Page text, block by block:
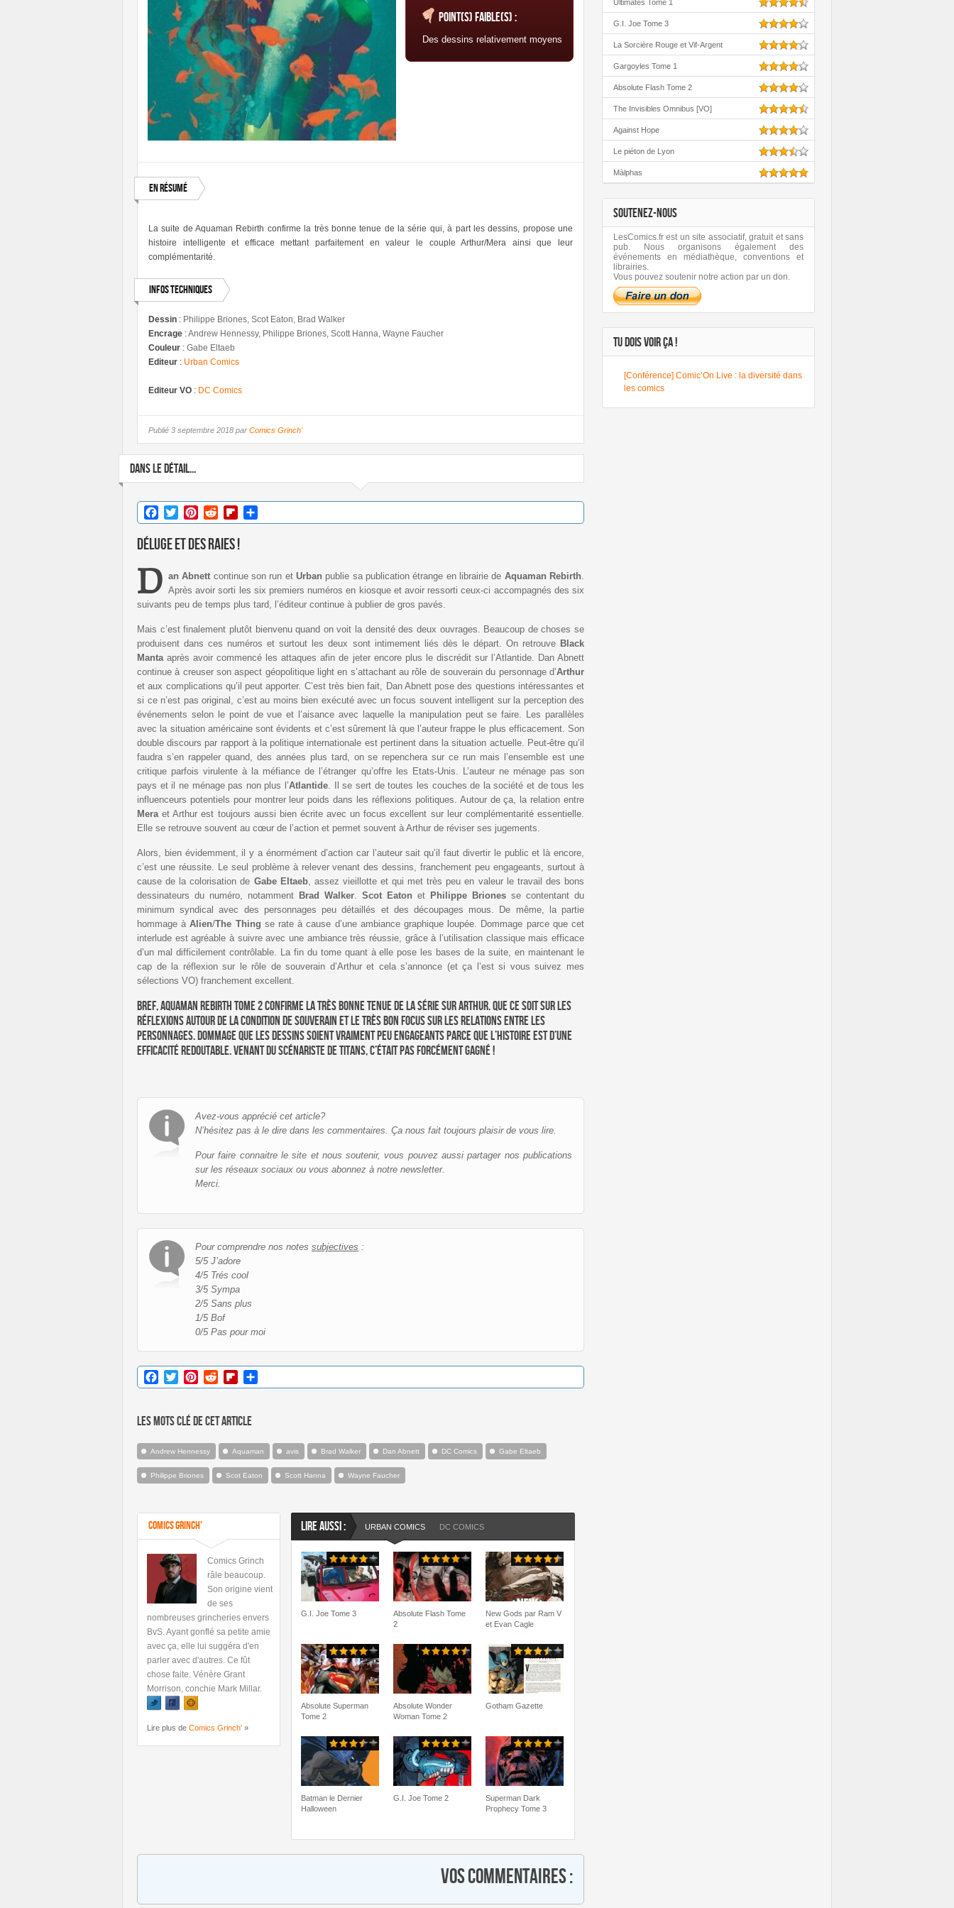
Point(s) faible(s) :
Des dessins relativement moyens
En résumé
La suite de Aquaman Rebirth confirme la très bonne tenue de la série qui, à part les dessins, propose une
histoire intelligente et efficace mettant parfaitement en valeur le couple Arthur/Mera ainsi que leur
complémentarité.
Infos techniques
Dessin : Philippe Briones, Scot Eaton, Brad Walker
Encrage :Andrew Hennessy, Philippe Briones, Scott Hanna, Wayne Faucher
Couleur : Gabe Eltaeb
Editeur : Urban Comics
Editeur VO : DC Comics
Publié 3 septembre 2018 par Comics Grinch'
DANS LE DÉTAIL...
Facebook
TwitterPinterestRedditFlipboard
Déluge et des raies !
D an Abnett continue son run etUrban publie sa publication étrange en librairie de Aquaman Rebirth
Après avoir sorti les six premiers numéros en kiosque et avoir ressorti ceux-ci accompagnés des six
suivants peu de temps plus tard, l’éditeur continue à publier de gros pavés.
Mais c’est finalement plutôt bienvenu quand on voit la densité des deux ouvrages. Beaucoup de choses se
produisent dans ces numéros et surtout les deux sont intimement liés dès le départ. On retrouve Black
Manta après avoir commencé les attaques afin de jeter encore plus le discrédit sur l’Atlantide. Dan Abnett
continue à creuser son aspect géopolitique light en s’attachant au rôle de souverain du personnage d’Arthur
et aux complications qu’il peut apporter. C’est très bien fait, Dan Abnett pose des questions intéressantes et
si ce n’est pas original, c’est au moins bien exécuté avec un focus souvent intelligent sur la perception des
événements selon le point de vue et l’aisance avec laquelle la manipulation peut se faire. Les parallèles
avec la situation américaine sont évidents et c’est sûrement là que l’auteur frappe le plus efficacement. Son
double discours par rapport à la politique internationale est pertinent dans la situation actuelle. Peut-être qu’il
faudra s’en rappeler quand, des années plus tard, on se repenchera sur ce run mais l’ensemble est une
critique parfois virulente à la méfiance de l’étranger qu’offre les Etats-Unis. L’auteur ne ménage pas son
pays et il ne ménage pas non plus l’Atlantide . Il se sert de toutes les couches de la société et de tous les
influenceurs potentiels pour montrer leur poids dans les réflexions politiques. Autour de ça, la relation entre
Mera et Arthur est toujours aussi bien écrite avec un focus excellent sur leur complémentarité essentielle.
Elle se retrouve souvent au cœur de l’action et permet souvent à Arthur de réviser ses jugements.
Alors, bien évidemment, il y a énormément d’action car l’auteur sait qu’il faut divertir le public et là encore,
c’est une réussite. Le seul problème à relever venant des dessins, franchement peu engageants, surtout à
cause de la colorisation de Gabe Eltaeb, assez vieillotte et qui met très peu en valeur le travail des bons
dessinateurs du numéro, notamment Brad Walker Scot Eaton et Philippe Briones se contentant du
minimum syndical avec des personnages peu détaillés et des découpages mous. De même, la partie
hommage àAlien/The Thing se rate à cause d’une ambiance graphique loupée. Dommage parce que cet
interlude est agréable à suivre avec une ambiance très réussie, grâce à l’utilisation classique mais efficace
d’un mal difficilement contrôlable. La fin du tome quant à elle pose les bases de la suite, en maintenant le
cap de la réflexion sur le rôle de souverain d’Arthur et cela s’annonce (et ça l’est si vous suivez mes
sélections VO) franchement excellent.
Bref, Aquaman Rebirth Tome 2 confirme la très bonne tenue de la série sur Arthur. Que ce soit sur les
réflexions autour de la condition de souverain et le très bon focus sur les relations entre les
personnages. Dommage que les dessins soient vraiment peu engageants parce que l’histoire est d’une
efficacité redoutable. Venant du scénariste de Titans, c’était pas forcément gagné !
Avez-vous apprécié cet article?
N’hésitez pas à le dire dans les commentaires. Ça nous fait toujours plaisir de vous lire.
Pour faire connaitre le site et nous soutenir, vous pouvez aussi partager nos publications
sur les réseaux sociaux ou vous abonnez à notre newsletter.
Merci.
Pour comprendre nos notes subjectives :
5/5 J’adore
4/5 Trés cool
3/5 Sympa
2/5 Sans plus
1/5 Bof
0/5 Pas pour moi
Facebook
TwitterPinterestRedditFlipboard
Les mots clé de cet article
Andrew Hennessy Aquaman avis Brad Walker Dan Abnett DC Comics Gabe Eltaeb
Philippe Briones Scot Eaton Scott Hanna Wayne Faucher
Comics Grinch'
Comics Grinch
râle beaucoup.
Son origine vient
de ses
nombreuses grincheries envers
BvS. Ayant gonflé sa petite amie
avec ça, elle lui suggéra d'en
parler avec d'autres. Ce fût
chose faite. Vénère Grant
Morrison, conchie Mark Millar.
Lire plus de Comics Grinch' »
LIRE AUSSI : URBAN COMICS DC COMICS
G.I. Joe Tome 3
Absolute Flash Tome
2
New Gods par Ram V
et Evan Cagle
Absolute Superman
Tome 2
Absolute Wonder
Woman Tome 2
Gotham Gazette
Batman le Dernier
Halloween
G.I. Joe Tome 2
Superman Dark
Prophecy Tome 3
Vos commentaires :
Ultimates Tome 1
G.I. Joe Tome 3
La Sorcière Rouge et Vif-Argent
Gargoyles Tome 1
Absolute Flash Tome 2
The Invisibles Omnibus [VO]
Against Hope
Le piéton de Lyon
Màlphas
SOUTENEZ-NOUS
LesComics.fr est un site associatif, gratuit et sans
pub. Nous organisons également des
événements en médiathèque, conventions et
librairies.
Vous pouvez soutenir notre action par un don.
TU DOIS VOIR ÇA !
[Conférence] Comic’On Live : la diversité dans
les comics